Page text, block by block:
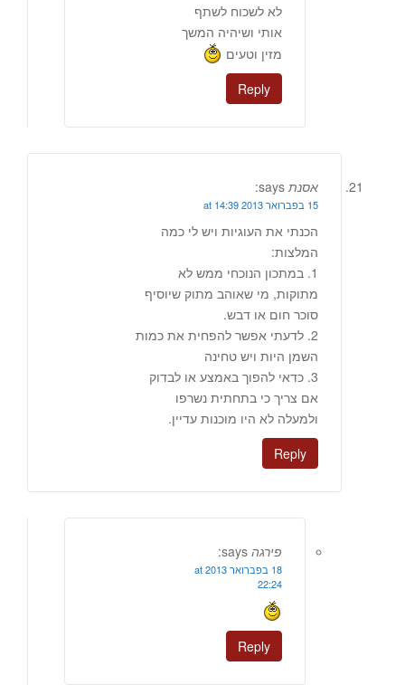
לא לשכוח לשתף
אותי ושיהיה המשך
מזין וטעים
Reply
אסנת says:
15 בפברואר 2013 at 14:39
הכנתי את העוגיות ויש לי כמה
המלצות:
1. במתכון הנוכחי ממש לא
מתוקות, מי שאוהב מתוק שיוסיף
סוכר חום או דבש.
2. לדעתי אפשר להפחית את כמות
השמן היות ויש טחינה
3. כדאי להפוך באמצע או לבדוק
אם צריך כי בתחתית נשרפו
ולמעלה לא היו מוכנות עדיין.
Reply
פירגה says:
18 בפברואר 2013 at
22:24
Reply